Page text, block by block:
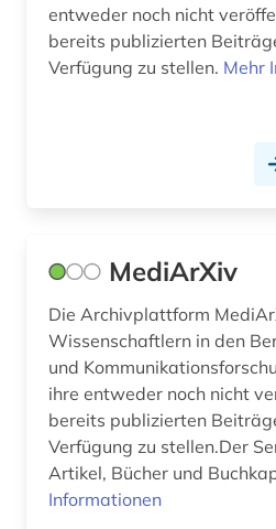
entweder noch nicht
bereits publizierten
Verfügung zu stellen. Mehr
MediArXiv
Die Archivplattform
Wissenschaftlern in den
und
ihre entweder noch nicht
bereits publizierten
Verfügung zu stellen.Der
Artikel, Bücher und
Informationen